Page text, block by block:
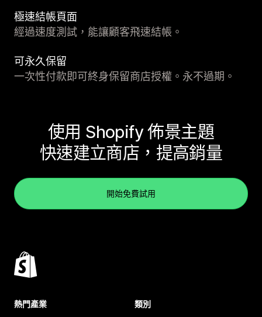
極速結帳頁面
經過速度測試，能讓顧客飛速結帳。
可永久保留
一次性付款即可終身保留商店授權。永不過期。
使用 Shopify 佈景主題
快速建立商店，提高銷量
開始免費試用
熱門產業 類別